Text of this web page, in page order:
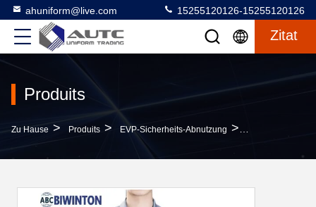
ahuniform@live.com 15255120126-15255120126
Zitat
Produits
Zu Hause > Produits > EVP-Sicherheits-Abnutzung >